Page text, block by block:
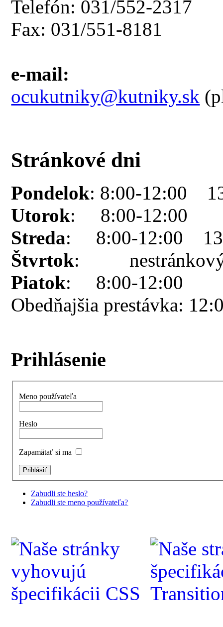
Telefón: 031/552-2317
Fax: 031/551-8181
e-mail:
ocukutniky@kutniky.sk
Stránkové dni
Pondelok: 8:00-12:00
Utorok: 8:00-12:00
Streda: 8:00-12:00
Štvrtok: nestránkový
Piatok: 8:00-12:00
Obedňajšia prestávka:
Prihlásenie
Meno používateľa
Heslo
Zapamätať si ma
Zabudli ste heslo?
Zabudli ste meno používateľa?